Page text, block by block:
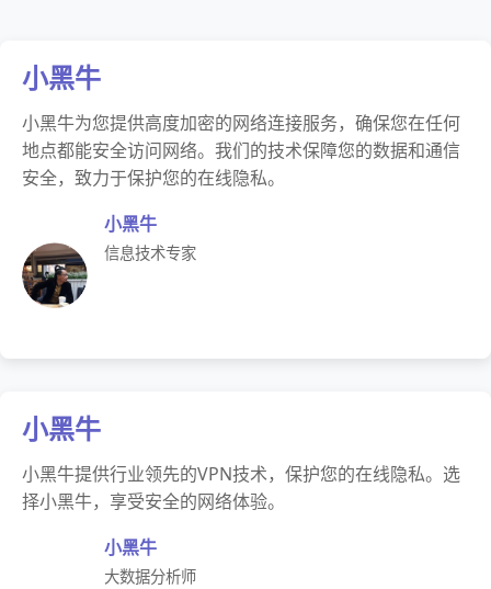
小黑牛
小黑牛为您提供高度加密的网络连接服务，确保您在任何
地点都能安全访问网络。我们的技术保障您的数据和通信
安全，致力于保护您的在线隐私。
小黑牛
信息技术专家
小黑牛
小黑牛提供行业领先的VPN技术，保护您的在线隐私。选
择小黑牛，享受安全的网络体验。
小黑牛
大数据分析师